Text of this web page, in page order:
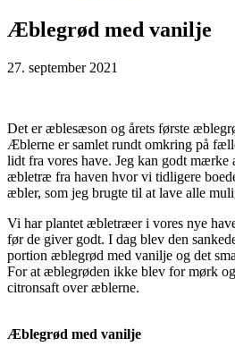
Æblegrød med vanilje
27. september 2021
Det er æblesæson og årets første
Æblerne er samlet rundt omkring på
lidt fra vores have. Jeg kan godt mærke
æbletræ fra haven hvor vi tidligere
æbler, som jeg brugte til at lave alle
Vi har plantet æbletræer i vores nye
før de giver godt. I dag blev den
portion æblegrød med vanilje og det
For at æblegrøden ikke blev for mørk
citronsaft over æblerne.
Æblegrød med vanilje